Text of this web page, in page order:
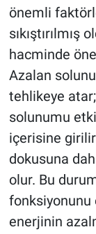
önemli
hacminde
Azalan
tehlikeye
solunumu
içerisine
dokusuna
olur. Bu
fonksiyonunu
enerjinin